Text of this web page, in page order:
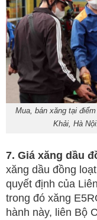
Mua, bán xăng tại
Khải, Hà
7. Giá xăng dầu
xăng dầu đồng
quyết định của
trong đó xăng
hành này, liên Bộ